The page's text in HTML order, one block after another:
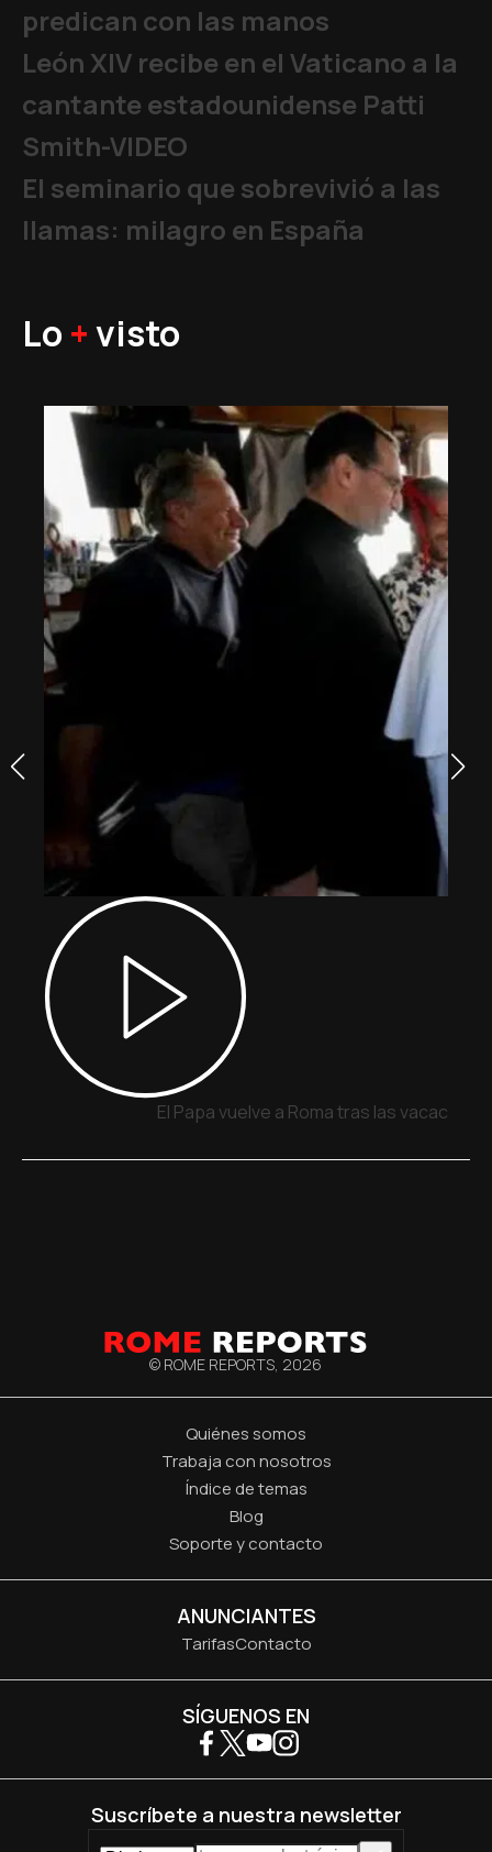
predican con las manos
León XIV recibe en el Vaticano a la
cantante estadounidense Patti
Smith-VIDEO
El seminario que sobrevivió a las
llamas: milagro en España
Lo +visto
El Papa vuelve a Roma tras las
© ROME REPORTS, 2026
Quiénes somos
Trabaja con nosotros
Índice de temas
Blog
Soporte y contacto
ANUNCIANTES
TarifasContacto
SÍGUENOS EN
Suscríbete a nuestra newsletter